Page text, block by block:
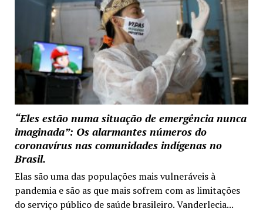
“Eles estão numa situação de emergência nunca
imaginada”: Os alarmantes números do
coronavírus nas comunidades indígenas no
Brasil.
Elas são uma das populações mais vulneráveis à
pandemia e são as que mais sofrem com as limitações
do serviço público de saúde brasileiro. Vanderlecia...